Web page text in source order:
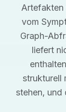
Artefakten
vom
Graph-
liefert
strukturell
stehen, und